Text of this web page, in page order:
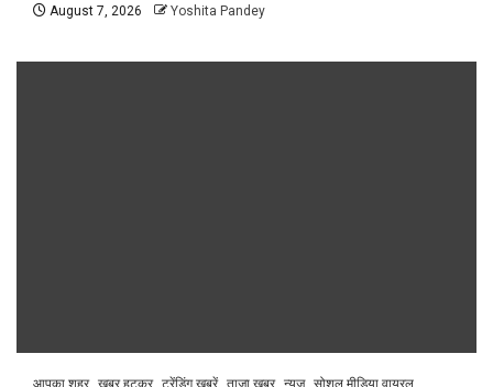
August 7, 2026 Yoshita Pandey
आपका शहर खबर हटकर ट्रेंडिंग खबरें ताज़ा ख़बर न्यूज़ सोशल मीडिया वायरल